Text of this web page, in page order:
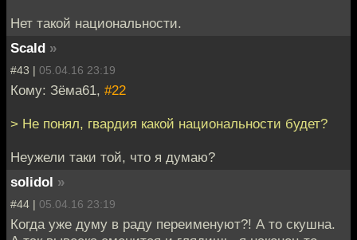
Нет такой национальности.
Scald »
#43 | 05.04.16 23:19
Кому: Зёма61, #22
> Не понял, гвардия какой национальности будет?
Неужели таки той, что я думаю?
solidol »
#44 | 05.04.16 23:19
Когда уже думу в раду переименуют?! А то скушна.